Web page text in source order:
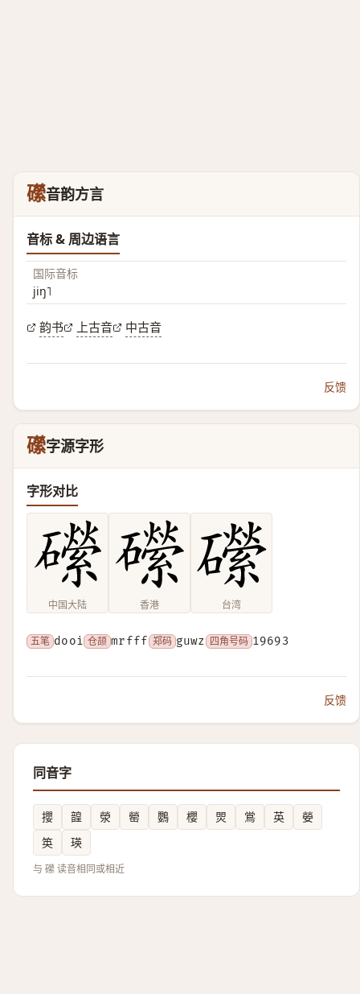
礯音韵方言
音标 & 周边语言
国际音标
jiŋ˥
韵书 上古音 中古音
反馈
礯字源字形
字形对比
中国大陆 香港 台湾
五笔 dooi 仓颉 mrfff 郑码 guwz 四角号码 19693
反馈
同音字
攖 韹 滎 罃 鸚 櫻 焸 鴬 英
嫈
䇦
瑛
与 礯 读音相同或相近